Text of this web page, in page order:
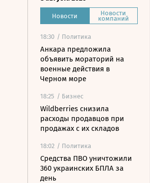
Новости Новости
компаний
18:30 / Политика
Анкара предложила
объявить мораторий на
военные действия в
Черном море
18:25 / Бизнес
Wildberries снизила
расходы продавцов при
продажах с их складов
18:02 / Политика
Средства ПВО уничтожили
360 украинских БПЛА за
день